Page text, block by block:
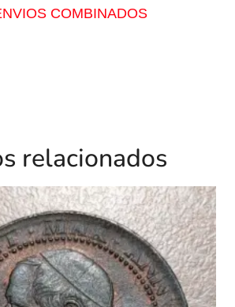
COMBINADOS
relacionados